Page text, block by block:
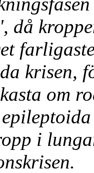
då
krisen,
om
i